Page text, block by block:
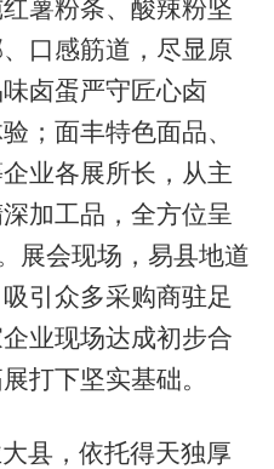
薯粉条、酸辣粉坚
口感筋道，尽显原
卤蛋严守匠心卤
；面丰特色面品、
业各展所长，从主
加工品，全方位呈
展会现场，易县地道
引众多采购商驻足
业现场达成初步合
打下坚实基础。
县，依托得天独厚